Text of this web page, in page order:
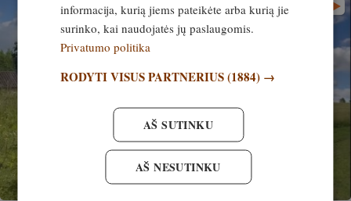
informacija, kurią jiems pateikėte arba kurią jie
surinko, kai naudojatės jų paslaugomis.
Privatumo politika
RODYTI VISUS PARTNERIUS(1884) →
AŠ SUTINKU
AŠ NESUTINKU